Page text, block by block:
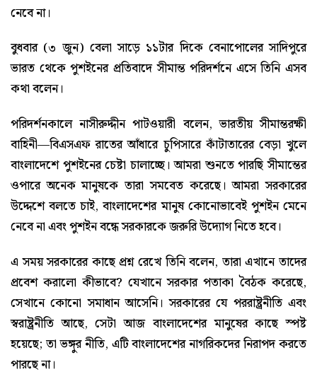
নেবে না।
বুধবার (৩ জুন) বেলা সাড়ে ১১টার দিকে বেনাপোলের সাদিপুরে
ভারত থেকে পুশইনের প্রতিবাদে সীমান্ত পরিদর্শনে এসে তিনি এসব
কথা বলেন।
পরিদর্শনকালে নাসীরুদ্দীন পাটওয়ারী বলেন, ভারতীয় সীমান্তরক্ষী
বাহিনী—বিএসএফ রাতের আঁধারে চুপিসারে কাঁটাতারের বেড়া খুলে
বাংলাদেশে পুশইনের চেষ্টা চালাচ্ছে। আমরা শুনতে পারছি সীমান্তের
ওপারে অনেক মানুষকে তারা সমবেত করেছে। আমরা সরকারের
উদ্দেশে বলতে চাই, বাংলাদেশের মানুষ কোনোভাবেই পুশইন মেনে
নেবে না এবং পুশইন বন্ধে সরকারকে জরুরি উদ্যোগ নিতে হবে।
এ সময় সরকারের কাছে প্রশ্ন রেখে তিনি বলেন, তারা এখানে তাদের
প্রবেশ করালো কীভাবে? যেখানে সরকার পতাকা বৈঠক করেছে,
সেখানে কোনো সমাধান আসেনি। সরকারের যে পররাষ্ট্রনীতি এবং
স্বরাষ্ট্রনীতি আছে, সেটা আজ বাংলাদেশের মানুষের কাছে স্পষ্ট
হয়েছে; তা ভঙ্গুর নীতি, এটি বাংলাদেশের নাগরিকদের নিরাপদ করতে
পারছে না।